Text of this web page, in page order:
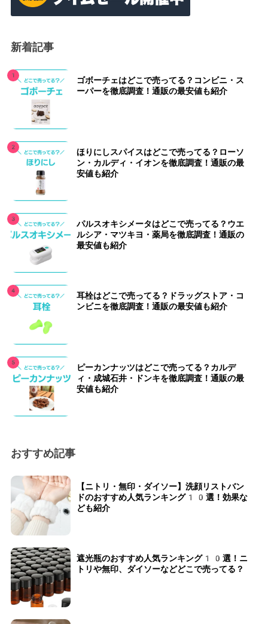
新着記事
ゴボーチェはどこで売ってる？コンビニ・ス
ーパーを徹底調査！通販の最安値も紹介
ほりにしスパイスはどこで売ってる？ローソ
ン・カルディ・イオンを徹底調査！通販の最
安値も紹介
パルスオキシメータはどこで売ってる？ウエ
ルシア・マツキヨ・薬局を徹底調査！通販の
最安値も紹介
耳栓はどこで売ってる？ドラッグストア・コ
ンビニを徹底調査！通販の最安値も紹介
ピーカンナッツはどこで売ってる？カルデ
ィ・成城石井・ドンキを徹底調査！通販の最
安値も紹介
おすすめ記事
【ニトリ・無印・ダイソー】洗顔リストバン
ドのおすすめ人気ランキング10選！効果な
ども紹介
遮光瓶のおすすめ人気ランキング10選！ニ
トリや無印、ダイソーなどどこで売ってる？